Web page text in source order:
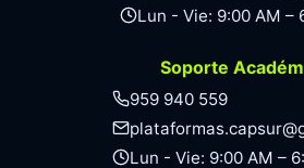
Lun - Vie: 9:00 AM –
Soporte
959 940 559
Lun - Vie: 9:00 AM –